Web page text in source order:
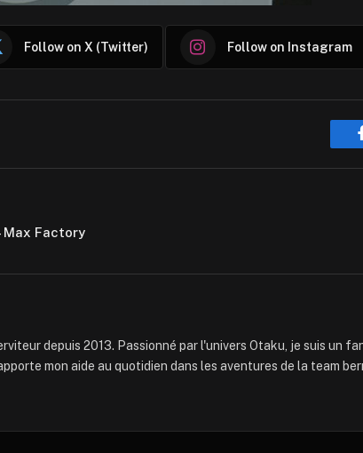
Follow on X (Twitter) Follow on Instagram
Max Factory
depuis 2013. Passionné par l'univers Otaku, je suis un
mon aide au quotidien dans les aventures de la team